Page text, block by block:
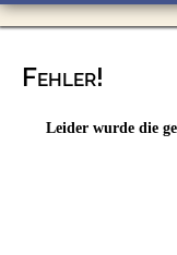
Bach Fluss
Hundefreundliche
Fehler!
Leider wurde die